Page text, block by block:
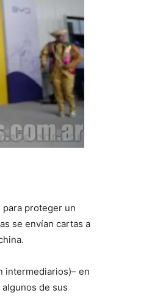
para proteger un
se envían cartas a
intermediarios)– en
de sus